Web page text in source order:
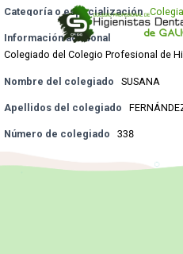
Categoría o especialización
Información adicional
Colegiado del Colegio Profesional de
Nombre del colegiado SUSANA
Apellidos del colegiado
Número de colegiado 338